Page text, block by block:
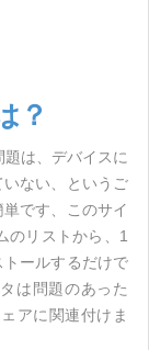
？
は、デバイスに
ない、というご
です、このサイ
のリストから、1
ールするだけで
は問題のあった
アに関連付けま